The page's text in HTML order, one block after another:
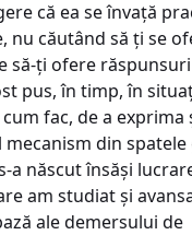
că ea se învaţă
nu căutând să ţi se
să-ţi ofere
pus, în timp, în
fac, de a exprima
din spatele
a născut însăşi
am studiat şi
ale demersului de